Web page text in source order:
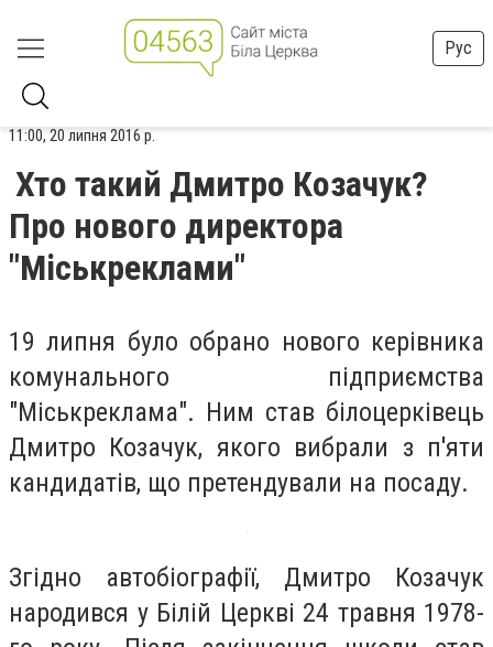
Рус
11:00, 20 липня 2016 р.
Хто такий Дмитро Козачук?
Про нового директора
"Міськреклами"
19 липня було обрано нового керівника
комунального підприємства
"Міськреклама". Ним став білоцерківець
Дмитро Козачук, якого вибрали з п'яти
кандидатів, що претендували на посаду.
Згідно автобіографії, Дмитро Козачук
народився у Білій Церкві 24 травня 1978-